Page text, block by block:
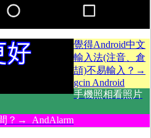
覺得Android中文
輸入法(注音、倉
頡)不易輸入？→
gcin Android
手機照相看照片
？→ AndAlarm